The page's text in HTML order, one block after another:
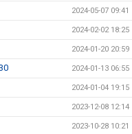
2024-05-07 09:41
2024-02-02 18:25
2024-01-20 20:59
2024-01-13 06:55
2024-01-04 19:15
2023-12-08 12:14
2023-10-28 10:21